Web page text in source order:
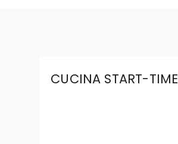
CUCINA START-TIME